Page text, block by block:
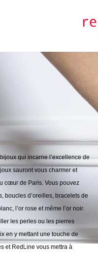
qui incarne l’excellence de
sauront vous charmer et
cœur de Paris. Vous pouvez
boucles d’oreilles, bracelets de
l’or rose et même l’or noir.
les perles ou les pierres
en y mettant une touche de
et RedLine vous mettra à